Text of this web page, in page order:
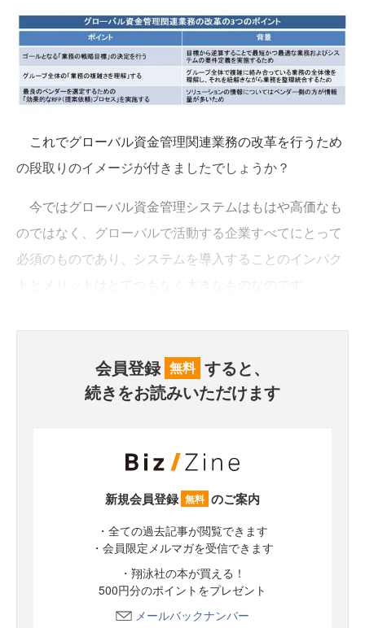
これでグローバル資金管理関連業務の改革を行うため
の段取りのイメージが付きましたでしょうか？
今ではグローバル資金管理システムはもはや高価なも
のではなく、グローバルで活動する企業すべてにとって
必須のものであり、システムを導入することのインパク
会員登録 無料 すると、
続きをお読みいただけます
新規会員登録 無料 のご案内
・全ての過去記事が閲覧できます
・会員限定メルマガを受信できます
・翔泳社の本が買える！
500円分のポイントをプレゼント
メールバックナンバー